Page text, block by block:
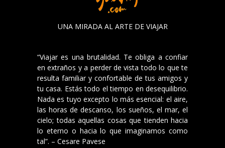
UNA MIRADA AL ARTE DE VIAJAR
“Viajar es una brutalidad. Te obliga a confiar
en extraños y a perder de vista todo lo que te
resulta familiar y confortable de tus amigos y
tu casa. Estás todo el tiempo en desequilibrio.
Nada es tuyo excepto lo más esencial: el aire,
las horas de descanso, los sueños, el mar, el
cielo; todas aquellas cosas que tienden hacia
lo eterno o hacia lo que imaginamos como
tal”. – Cesare Pavese